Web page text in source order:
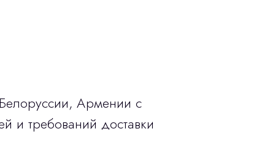
Армении с
и требований доставки